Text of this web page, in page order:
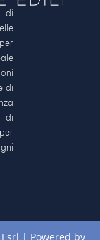
di
di
di
srl | Powered by